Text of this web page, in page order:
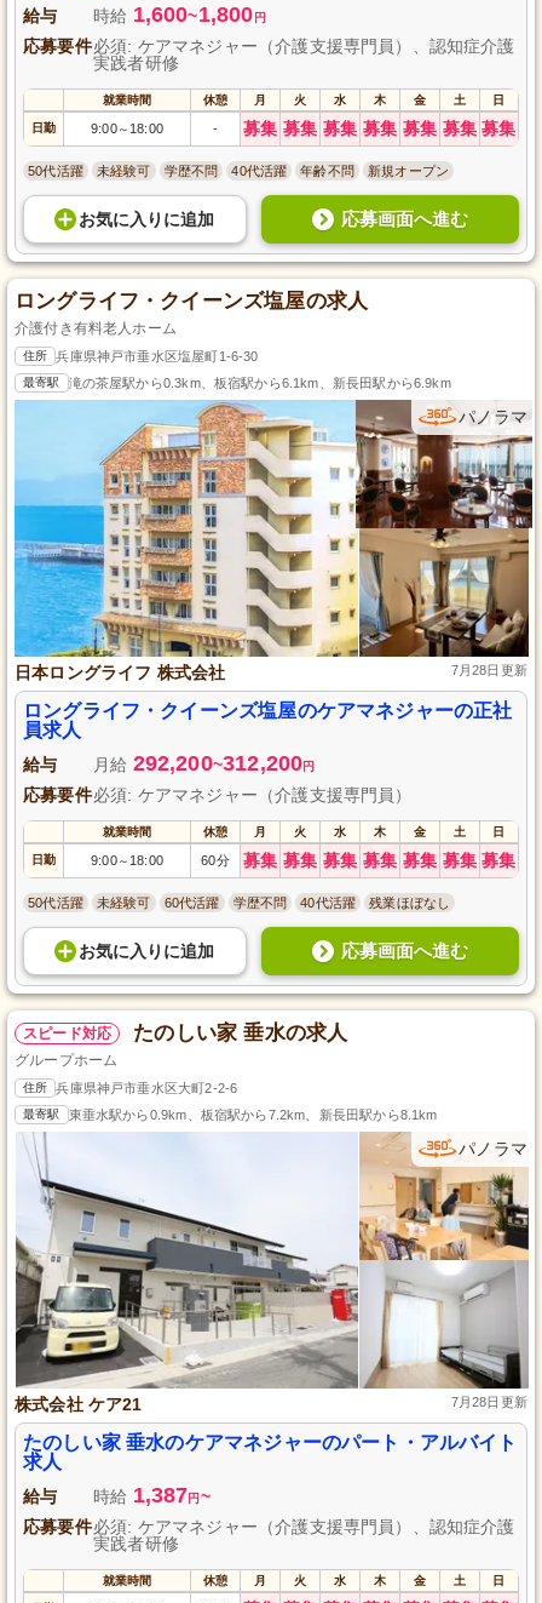
給与 時給 1,600~1,800 円
応募要件必須: ケアマネジャー（介護支援専門員）、認知症介護
実践者研修
就業時間 休憩 月 火 水 木 金 土 日
日勤 9:00～ 18:00 - 募集 募集 募集 募集 募集 募集 募集
50代活躍 未経験可 学歴不問 40代活躍 年齢不問 新規オープン
お気に入り に追加 応募画面へ進む
ロングライフ・クイーンズ塩屋の求人
介護付き有料老人ホーム
住所 兵庫県神戸市垂水区塩屋町1-6-30
最寄駅 滝の茶屋駅から0.3km、板宿駅から6.1km、新長田駅から6.9km
パノラマ
日本ロングライフ 株式会社 7月28日更新
ロングライフ・クイーンズ塩屋のケアマネジャーの正社
員求人
給与 月給 292,200~312,200円
応募要件必須: ケアマネジャー（介護支援専門員）
就業時間 休憩 月 火 水 木 金 土 日
日勤 9:00～ 18:00 60分 募集 募集 募集 募集 募集 募集 募集
50代活躍 未経験可 60代活躍 学歴不問 40代活躍 残業ほぼなし
お気に入り に追加 応募画面へ進む
スピード対応 たのしい家 垂水の求人
グループホーム
住所 兵庫県神戸市垂水区大町2-2-6
最寄駅 東垂水駅から0.9km、板宿駅から7.2km、新長田駅から8.1km
パノラマ
株式会社 ケア21 7月28日更新
たのしい家 垂水のケアマネジャーのパート・アルバイト
求人
給与 時給 1,387円 ~
応募要件必須: ケアマネジャー（介護支援専門員）、認知症介護
実践者研修
就業時間 休憩 月 火 水 木 金 土 日